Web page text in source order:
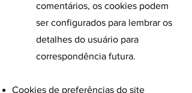
comentários, os cookies podem
ser configurados para lembrar os
detalhes do usuário para
correspondência futura.​
Cookies de preferências do site